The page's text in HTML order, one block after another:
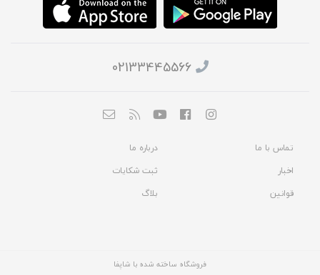
02133445566
تماس با ما
درباره ما
اخبار
ثبت شکایات
قوانین
بلاگ
فروشگاه ساخته شده با شاپفا